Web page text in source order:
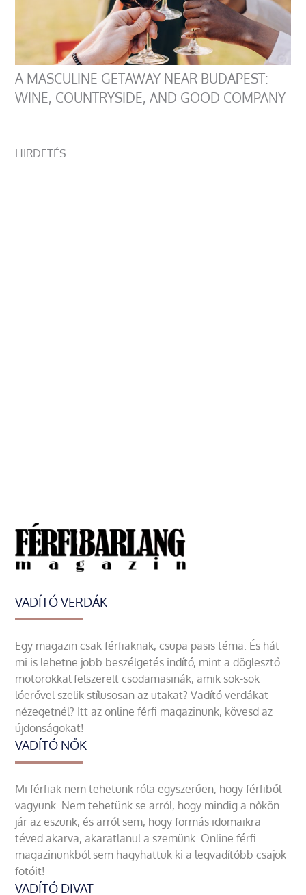
A MASCULINE GETAWAY NEAR BUDAPEST:
WINE, COUNTRYSIDE, AND GOOD COMPANY
HIRDETÉS
VADÍTÓ VERDÁK
Egy magazin csak férfiaknak, csupa pasis téma. És hát
mi is lehetne jobb beszélgetés indító, mint a döglesztő
motorokkal felszerelt csodamasinák, amik sok-sok
lóerővel szelik stílusosan az utakat? Vadító verdákat
nézegetnél? Itt az online férfi magazinunk, kövesd az
újdonságokat!
VADÍTÓ NŐK
Mi férfiak nem tehetünk róla egyszerűen, hogy férfiből
vagyunk. Nem tehetünk se arról, hogy mindig a nőkön
jár az eszünk, és arról sem, hogy formás idomaikra
téved akarva, akaratlanul a szemünk. Online férfi
magazinunkból sem hagyhattuk ki a legvadítóbb csajok
fotóit!
VADÍTÓ DIVAT